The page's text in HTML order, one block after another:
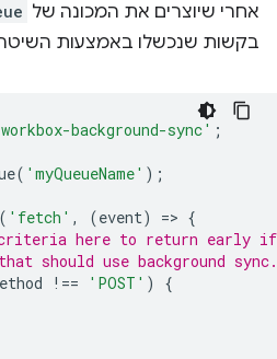
אחרי שיוצרים את המכונה של
בקשות שנכשלו באמצעות
background-sync' ;
( 'myQueueName' );
( 'fetch' , (event) => {
criteria here to return early
should use background sync.
!== 'POST' )
{